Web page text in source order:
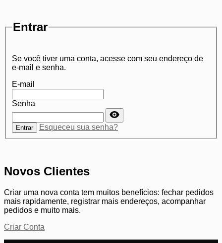
Entrar
Se você tiver uma conta, acesse com seu endereço de
e-mail e senha.
E-mail
Senha
Senha oculta
Entrar Esqueceu sua senha?
Novos Clientes
Criar uma nova conta tem muitos benefícios: fechar pedidos
mais rapidamente, registrar mais endereços, acompanhar
pedidos e muito mais.
Criar Conta